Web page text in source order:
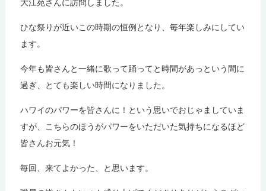
大江苑さんに訪問しました。
ひな祭りが近いこの時期の恒例となり、毎年楽しみにしてい
ます。
今年も皆さんと一緒に歌って踊ってと時間があっという間に
過ぎ、とても楽しい時間になりました。
ハワイのパワーを皆さんに！という思いでおじゃましていま
すが、こちらのほうがパワーをいただいた気持ちになるほど
皆さんお元気！
毎回、来てよかった、と思います。